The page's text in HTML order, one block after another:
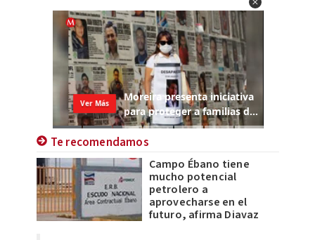
Te recomendamos
Campo Ébano tiene
mucho potencial
petrolero a
aprovecharse en el
futuro, afirma Diavaz